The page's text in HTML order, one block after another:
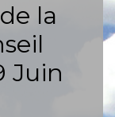
la
Juin